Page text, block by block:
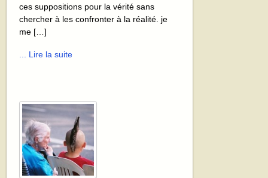
ces suppositions pour la vérité sans
chercher à les confronter à la réalité. je
me […]
... Lire la suite